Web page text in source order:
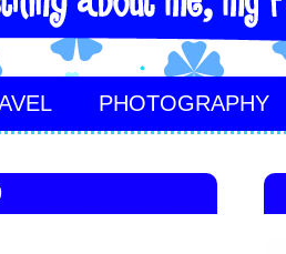
PHOTOGRAPHY